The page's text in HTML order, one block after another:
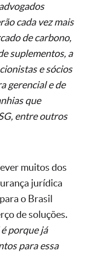
cada vez mais
de carbono,
suplementos, a
e sócios
gerencial e de
que
entre outros
muitos dos
jurídica
o Brasil
de soluções.
porque já
para essa